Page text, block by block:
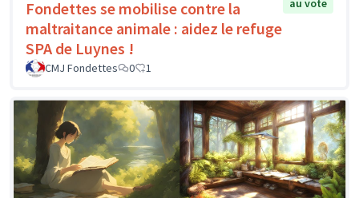
Fondettes se mobilise contre la
maltraitance animale : aidez le refuge
SPA de Luynes !
au vote
CMJ Fondettes 0 1